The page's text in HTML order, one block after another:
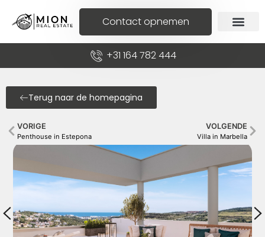
Contact opnemen
+31 164 782 444
Terug naar de homepagina
VORIGE
Penthouse in Estepona
VOLGENDE
Villa in Marbella